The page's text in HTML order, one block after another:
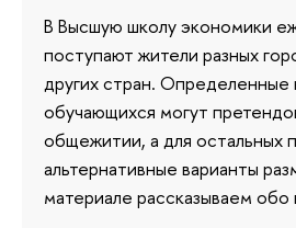
В Высшую школу экономики
поступают жители разных
других стран. Определенные
обучающихся могут
общежитии, а для остальных
альтернативные варианты
материале рассказываем